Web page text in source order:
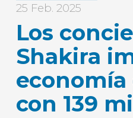
25 Feb. 2025
Los
Shakira
economía
con 139